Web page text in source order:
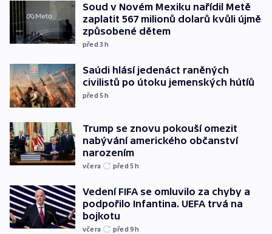
Soud v Novém Mexiku nařídil Metě
zaplatit 567 milionů dolarů kvůli újmě
způsobené dětem
před 3h
Saúdi hlásí jedenáct raněných
civilistů po útoku jemenských hútíů
před 5h
Trump se znovu pokouší omezit
nabývání amerického občanství
narozením
včera před 5h
Vedení FIFA se omluvilo za chyby a
podpořilo Infantina. UEFA trvá na
bojkotu
včera před 9h